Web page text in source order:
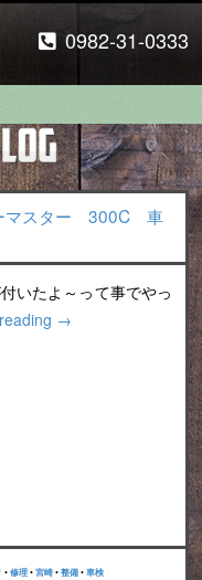
0982-31-0333
マスター 300C 車
いたよ～って事でやっ
→
•修理•宮崎•整備•車検